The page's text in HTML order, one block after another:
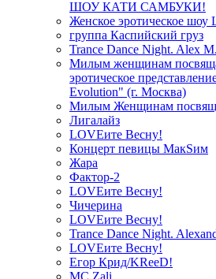
ШОУ КАТИ САМБУКИ!
Женское эротическое шоу
группа Каспийский груз
Trance Dance Night. Alex
Милым женщинам
эротическое
Evolution" (г. Москва)
Милым Женщинам
Лигалайз
LOVEите Весну!
Концерт певицы МакSим
Жара
Фактор-2
LOVEите Весну!
Чичерина
LOVEите Весну!
Trance Dance Night.
LOVEите Весну!
Егор Крид/KReeD!
MC Zali